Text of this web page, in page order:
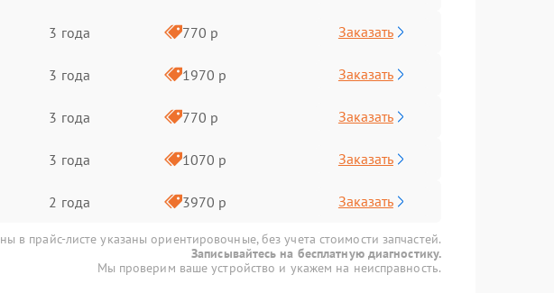
3 года 770 р Заказать
3 года 1970 р Заказать
3 года 770 р Заказать
3 года 1070 р Заказать
2 года 3970 р Заказать
в прайс-листе указаны ориентировочные, без учета стоимости запчастей.
Записывайтесь на бесплатную диагностику.
Мы проверим ваше устройство и укажем на неисправность.